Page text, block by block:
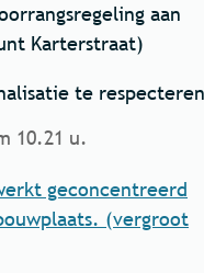
aan
Karterstraat)
te
10.21 u.